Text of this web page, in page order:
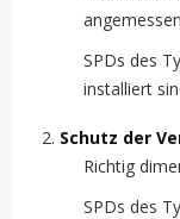
SPDs des
installiert
Schutz der
Richtig
SPDs des